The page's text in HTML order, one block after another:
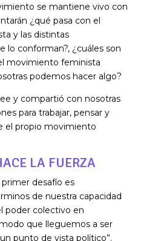
se mantiene vivo con
¿qué pasa con el
y las distintas
lo conforman?, ¿cuáles son
movimiento feminista
podemos hacer algo?
y compartió con nosotras
para trabajar, pensar y
el propio movimiento
LA FUERZA
desafío es
de nuestra capacidad
poder colectivo en
que lleguemos a ser
punto de vista político”.